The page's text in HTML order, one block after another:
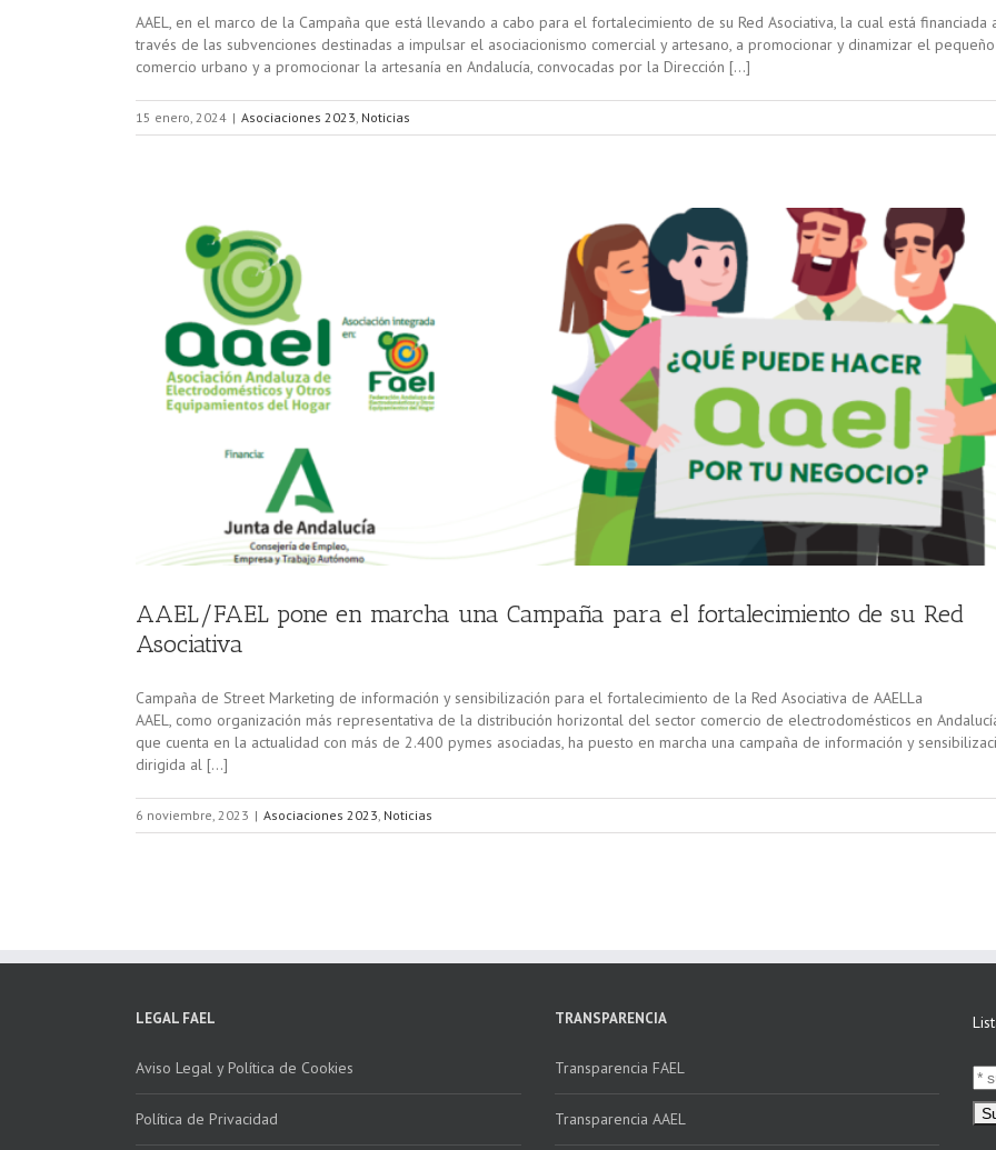
AAEL, en el marco de la Campaña que está llevando a cabo para el fortalecimiento de su Red Asociativa, la cual está financiada
través de las subvenciones destinadas a impulsar el asociacionismo comercial y artesano, a promocionar y dinamizar el pequeño
comercio urbano y a promocionar la artesanía en Andalucía, convocadas por la Dirección […]
15 enero, 2024 | Asociaciones 2023, Noticias
AAEL/FAEL pone en marcha una Campaña para el fortalecimiento de su Red
Asociativa
Campaña de Street Marketing de información y sensibilización para el fortalecimiento de la Red Asociativa de AAELLa
AAEL, como organización más representativa de la distribución horizontal del sector comercio de electrodomésticos en
que cuenta en la actualidad con más de 2.400 pymes asociadas, ha puesto en marcha una campaña de información y
dirigida al […]
6 noviembre, 2023 | Asociaciones 2023, Noticias
LEGAL FAEL
Aviso Legal y Política de Cookies
Política de Privacidad
TRANSPARENCIA
Transparencia FAEL
Transparencia AAEL